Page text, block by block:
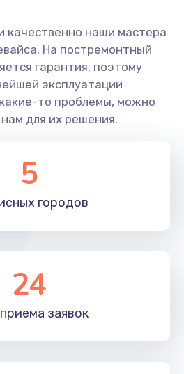
Заказать
цепи питания
руб.
Заказать
550 руб.
качественно наши мастера
На постремонтный
гарантия, поэтому
эксплуатации
то проблемы, можно
для их решения.
5
городов
24
заявок